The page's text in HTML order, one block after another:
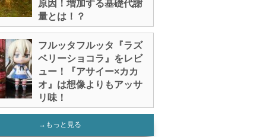
原因！増加する基礎代謝
量とは！？
フルッタフルッタ『ラズ
ベリーショコラ』をレビ
ュー！『アサイー×カカ
オ』は想像よりもアッサ
リ味！
→もっと見る